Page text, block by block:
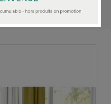
Positano